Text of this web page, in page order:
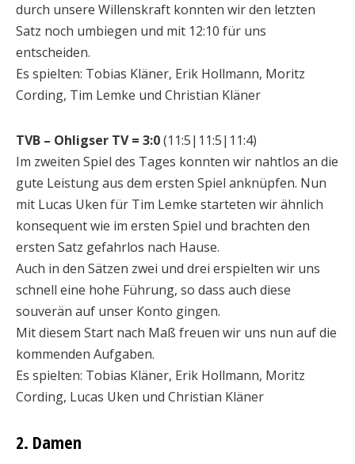
durch unsere Willenskraft konnten wir den letzten
Satz noch umbiegen und mit 12:10 für uns
entscheiden.
Es spielten: Tobias Kläner, Erik Hollmann, Moritz
Cording, Tim Lemke und Christian Kläner
TVB – Ohligser TV = 3:0(11:5|11:5|11:4)
Im zweiten Spiel des Tages konnten wir nahtlos an die
gute Leistung aus dem ersten Spiel anknüpfen. Nun
mit Lucas Uken für Tim Lemke starteten wir ähnlich
konsequent wie im ersten Spiel und brachten den
ersten Satz gefahrlos nach Hause.
Auch in den Sätzen zwei und drei erspielten wir uns
schnell eine hohe Führung, so dass auch diese
souverän auf unser Konto gingen.
Mit diesem Start nach Maß freuen wir uns nun auf die
kommenden Aufgaben.
Es spielten: Tobias Kläner, Erik Hollmann, Moritz
Cording, Lucas Uken und Christian Kläner
2. Damen